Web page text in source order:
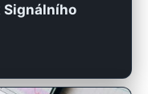
Signálního